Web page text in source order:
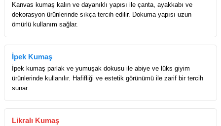
Kanvas kumaş kalın ve dayanıklı yapısı ile çanta, ayakkabı ve
dekorasyon ürünlerinde sıkça tercih edilir. Dokuma yapısı uzun
ömürlü kullanım sağlar.
İpek Kumaş
İpek kumaş parlak ve yumuşak dokusu ile abiye ve lüks giyim
ürünlerinde kullanılır. Hafifliği ve estetik görünümü ile zarif bir tercih
sunar.
Likralı Kumaş